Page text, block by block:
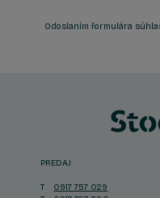
Odoslaním formulára
PREDAJ
T
0917 757 029